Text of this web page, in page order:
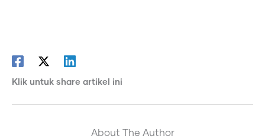
Klik untuk share artikel ini
About The Author